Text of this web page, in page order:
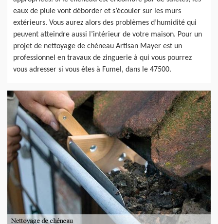
eaux de pluie vont déborder et s’écouler sur les murs
extérieurs. Vous aurez alors des problèmes d’humidité qui
peuvent atteindre aussi l’intérieur de votre maison. Pour un
projet de nettoyage de chéneau Artisan Mayer est un
professionnel en travaux de zinguerie à qui vous pourrez
vous adresser si vous êtes à Fumel, dans le 47500.